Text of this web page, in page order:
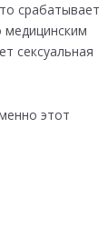
срабатывает
медицинским
сексуальная
этот